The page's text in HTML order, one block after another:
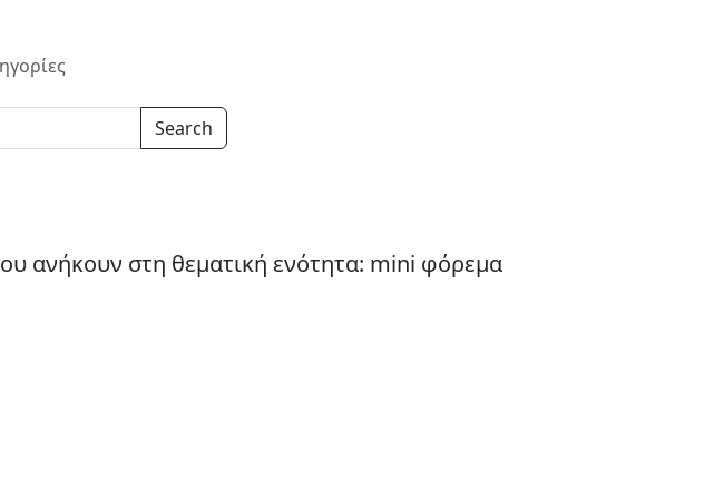
Search
ανήκουν στη θεματική ενότητα: mini φόρεμα